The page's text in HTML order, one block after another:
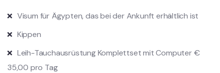
Visum für Ägypten, das bei der Ankunft erhältlich ist
Kippen
Leih-Tauchausrüstung Komplettset mit Computer €
35,00 pro Tag